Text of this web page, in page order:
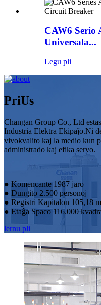
CAW6 Serio
Universala...
Legu pli
PriUs
Changan Group Co., Ltd
Industria Elektra Ekipaĵo.Ni
vivokvalito kaj la medio kun
administrado kaj efika servo.
● Komencante 1987 jaro
● Dungito 2.500 personoj
● Registri Kapitalon 105,18
● Etaĝa Spaco 116.000
lernu pli